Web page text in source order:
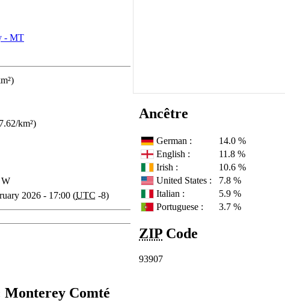
- MT
km²)
W
2026 - 17:00 (UTC -8)
Ancêtre
German :
14.0 %
English :
11.8 %
Irish :
10.6 %
United States :
7.8 %
Italian :
5.9 %
Portuguese :
3.7 %
ZIP Code
93907
Monterey Comté